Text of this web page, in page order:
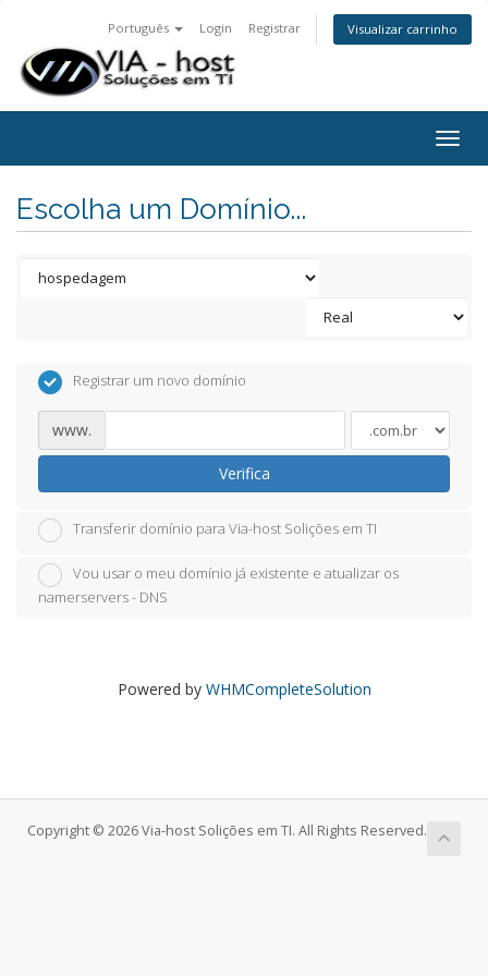
Português Login Registrar Visualizar carrinho
Escolha um Domínio...
Registrar um novo domínio
www.
Verifica
Transferir domínio para Via-host Solições em TI
Vou usar o meu domínio já existente e atualizar os
namerservers - DNS
Powered by WHMCompleteSolution
Copyright © 2026 Via-host Solições em TI. All Rights Reserved.